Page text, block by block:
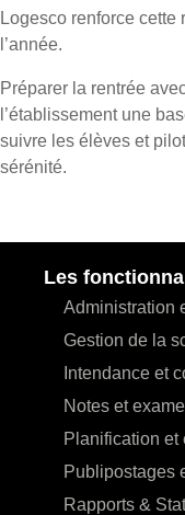
Logesco renforce
l’année.
Préparer la rentrée
l’établissement une
suivre les élèves et
sérénité.
Les
Administration
Gestion de la
Intendance et
Notes et
Planification et
Publipostages
Rapports &